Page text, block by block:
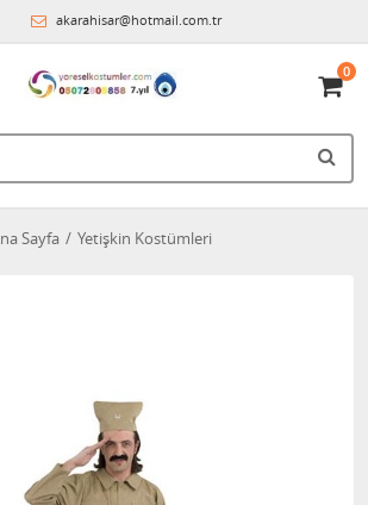
akarahisar@hotmail.com.tr
0
Sayfa Yetişkin Kostümleri